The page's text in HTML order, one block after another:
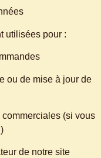
utilisées pour :
ou de mise à jour de
(si vous
de notre site